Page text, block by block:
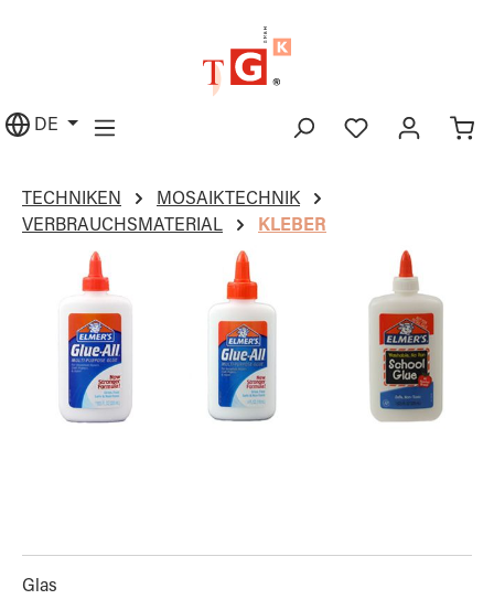
DE
TECHNIKEN
MOSAIKTECHNIK
VERBRAUCHSMATERIAL
KLEBER
Glas